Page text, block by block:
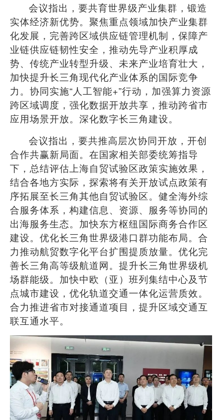
会议指出，要共育世界级产业集群，锻造
实体经济新优势。聚焦重点领域加快产业集群
化发展，完善跨区域供应链管理机制，保障产
业链供应链韧性安全，推动先导产业积厚成
势、传统产业转型升级、未来产业培育壮大，
加快提升长三角现代化产业体系的国际竞争
力。协同实施“人工智能+”行动，加强算力资源
跨区域调度，强化数据开放共享，推动跨省市
应用场景开放。深化数字长三角建设。
会议指出，要共推高层次协同开放，开创
合作共赢新局面。在国家相关部委统筹指导
下，总结评估上海自贸试验区政策实施效果，
结合各地方实际，探索将有关开放试点政策有
序拓展至长三角其他自贸试验区。健全海外综
合服务体系，构建信息、资源、服务等协同的
出海服务生态。加快东方枢纽国际商务合作区
建设。优化长三角世界级港口群功能布局。合
力推动航贸数字化平台扩围提质放量。优化完
善长三角高等级航道网。提升长三角世界级机
场群能级。加快中欧（亚）班列集结中心及节
点城市建设，优化轨道交通一体化运营质效。
合力推进省市对接通道项目，提升区域交通互
联互通水平。